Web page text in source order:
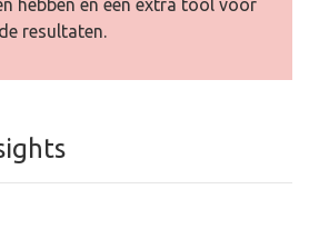
hebben en een extra tool voor
resultaten.